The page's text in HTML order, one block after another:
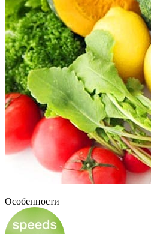
Особенности